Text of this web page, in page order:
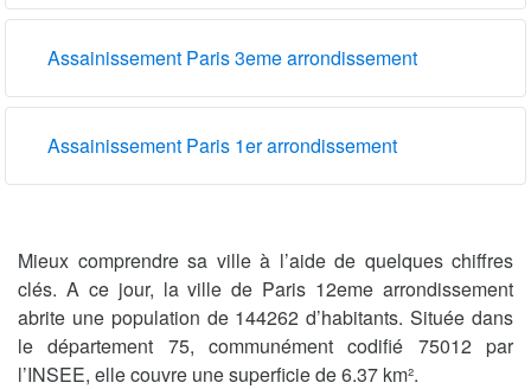
Assainissement Paris 3eme arrondissement
Assainissement Paris 1er arrondissement
Mieux comprendre sa ville à l’aide de quelques chiffres
clés. A ce jour, la ville de Paris 12eme arrondissement
abrite une population de 144262 d’habitants. Située dans
le département 75, communément codifié 75012 par
l’INSEE, elle couvre une superficie de 6.37 km².